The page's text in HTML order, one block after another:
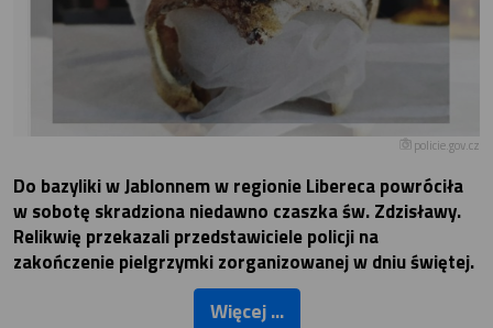
policie.gov.cz
Do bazyliki w Jablonnem w regionie Libereca powróciła
w sobotę skradziona niedawno czaszka św. Zdzisławy.
Relikwię przekazali przedstawiciele policji na
zakończenie pielgrzymki zorganizowanej w dniu świętej.
Więcej ...